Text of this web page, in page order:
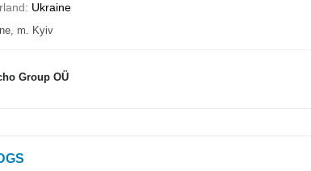
Ukraine
m. Kyiv
Group OÜ